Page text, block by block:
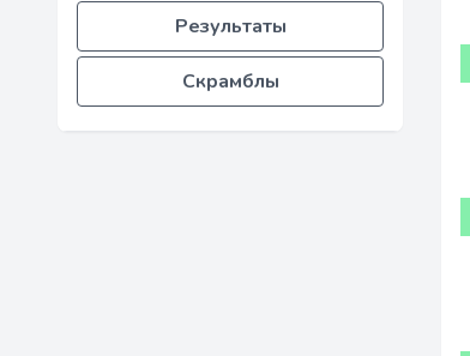
Результаты
Скрамблы